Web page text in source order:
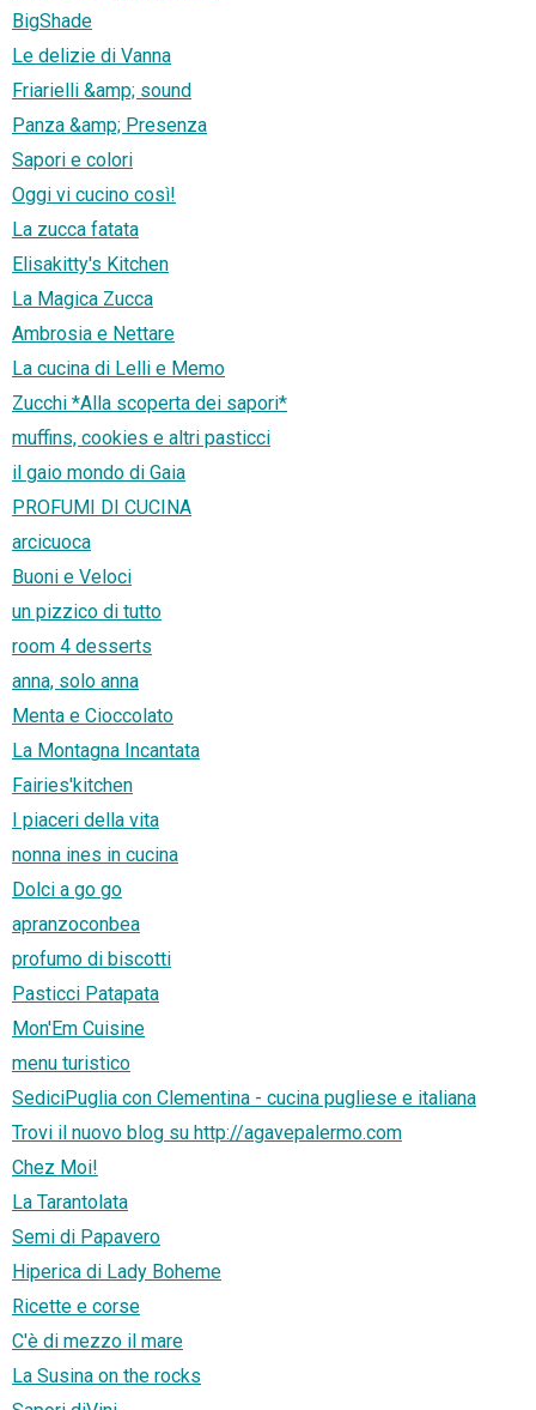
BigShade
Le delizie di Vanna
Friarielli &amp; sound
Panza &amp; Presenza
Sapori e colori
Oggi vi cucino così!
La zucca fatata
Elisakitty's Kitchen
La Magica Zucca
Ambrosia e Nettare
La cucina di Lelli e Memo
Zucchi *Alla scoperta dei sapori*
muffins, cookies e altri pasticci
il gaio mondo di Gaia
PROFUMI DI CUCINA
arcicuoca
Buoni e Veloci
un pizzico di tutto
room 4 desserts
anna, solo anna
Menta e Cioccolato
La Montagna Incantata
Fairies'kitchen
I piaceri della vita
nonna ines in cucina
Dolci a go go
apranzoconbea
profumo di biscotti
Pasticci Patapata
Mon'Em Cuisine
menu turistico
SediciPuglia con Clementina - cucina pugliese e italiana
Trovi il nuovo blog su http://agavepalermo.com
Chez Moi!
La Tarantolata
Semi di Papavero
Hiperica di Lady Boheme
Ricette e corse
C'è di mezzo il mare
La Susina on the rocks